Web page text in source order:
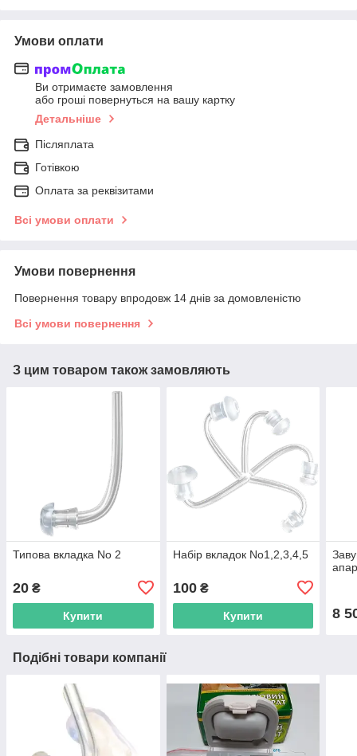
Умови оплати
Ви отримаєте замовлення
або гроші повернуться на вашу картку
Детальніше
Післяплата
Готівкою
Оплата за реквізитами
Всі умови оплати
Умови повернення
Повернення товару впродовж 14 днів за домовленістю
Всі умови повернення
З цим товаром також замовляють
Типова вкладка No 2
20 ₴
Купити
Набір вкладок No1,2,3,4,5
100₴
Купити 8
Подібні товари компанії